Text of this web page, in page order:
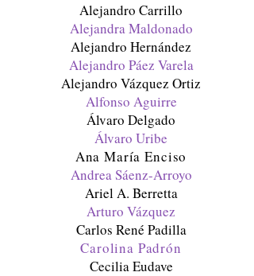
Alejandro Carrillo
Alejandra Maldonado
Alejandro Hernández
Alejandro Páez Varela
Alejandro Vázquez Ortiz
Alfonso Aguirre
Álvaro Delgado
Álvaro Uribe
Ana María Enciso
Andrea Sáenz-Arroyo
Ariel A. Berretta
Arturo Vázquez
Carlos René Padilla
Carolina Padrón
Cecilia Eudave